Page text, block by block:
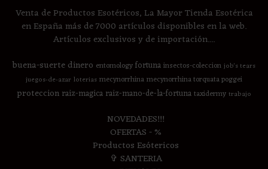
Venta de Productos Esotéricos, La Mayor Tienda Esotérica
en España más de 7000 artículos disponibles en la web.
Artículos exclusivos y de importación....
buena-suertedinero entomologyfortunainsectos-coleccion job's tears
juegos-de-azar loterias mecynorrhinamecynorrhina torquata poggei
proteccion raiz-magica raiz-mano-de-la-fortunataxidermy trabajo
NOVEDADES!!!
OFERTAS - %
Productos Esótericos
✞ SANTERIA